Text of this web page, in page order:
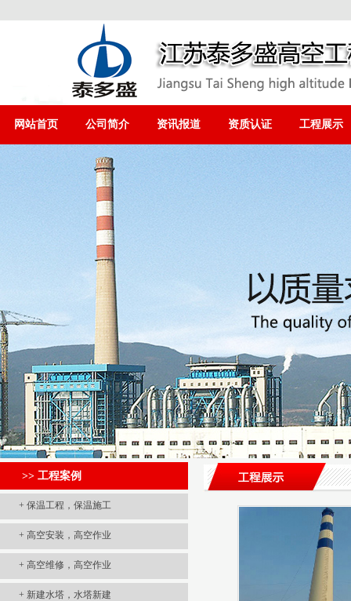
网站首页 公司简介 资讯报道 资质认证 工程展示
>> 工程案例
+ 保温工程，保温施工
+ 高空安装，高空作业
+ 高空维修，高空作业
+ 新建水塔，水塔新建